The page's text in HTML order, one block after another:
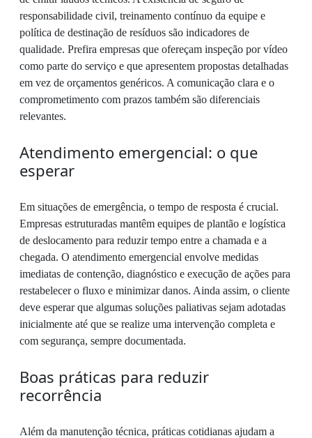
responsabilidade civil, treinamento contínuo da equipe e
política de destinação de resíduos são indicadores de
qualidade. Prefira empresas que ofereçam inspeção por vídeo
como parte do serviço e que apresentem propostas detalhadas
em vez de orçamentos genéricos. A comunicação clara e o
comprometimento com prazos também são diferenciais
relevantes.
Atendimento emergencial: o que
esperar
Em situações de emergência, o tempo de resposta é crucial.
Empresas estruturadas mantêm equipes de plantão e logística
de deslocamento para reduzir tempo entre a chamada e a
chegada. O atendimento emergencial envolve medidas
imediatas de contenção, diagnóstico e execução de ações para
restabelecer o fluxo e minimizar danos. Ainda assim, o cliente
deve esperar que algumas soluções paliativas sejam adotadas
inicialmente até que se realize uma intervenção completa e
com segurança, sempre documentada.
Boas práticas para reduzir
recorrência
Além da manutenção técnica, práticas cotidianas ajudam a